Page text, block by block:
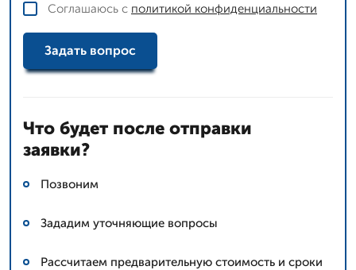
Соглашаюсь с политикой конфиденциальности
Задать вопрос
Что будет после отправки
заявки?
Позвоним
Зададим уточняющие вопросы
Рассчитаем предварительную стоимость и сроки